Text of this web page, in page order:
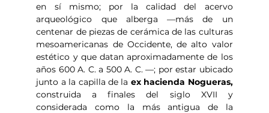
en sí mismo; por la calidad del acervo
arqueológico que alberga —más de un
centenar de piezas de cerámica de las culturas
mesoamericanas de Occidente, de alto valor
estético y que datan aproximadamente de los
años 600 A. C. a 500 A. C. —; por estar ubicado
junto a la capilla de la ex hacienda Nogueras,
construida a finales del siglo XVII y
considerada como la más antigua de la